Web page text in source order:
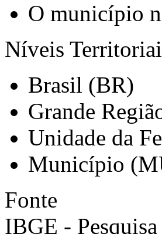
O município
Níveis
Brasil (BR)
Grande
Unidade da
Município
Fonte
IBGE -